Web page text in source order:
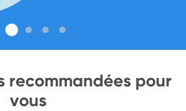
recommandées pour
vous